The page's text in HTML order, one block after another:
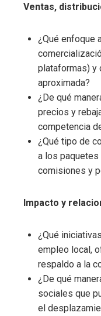
Ventas,
¿Qué enfoque
plataformas) y
aproximada?
¿De qué
precios y
competencia
¿Qué tipo de
a los paquetes
comisiones y
Impacto y
¿Qué
empleo local,
respaldo a la
¿De qué
sociales que
el